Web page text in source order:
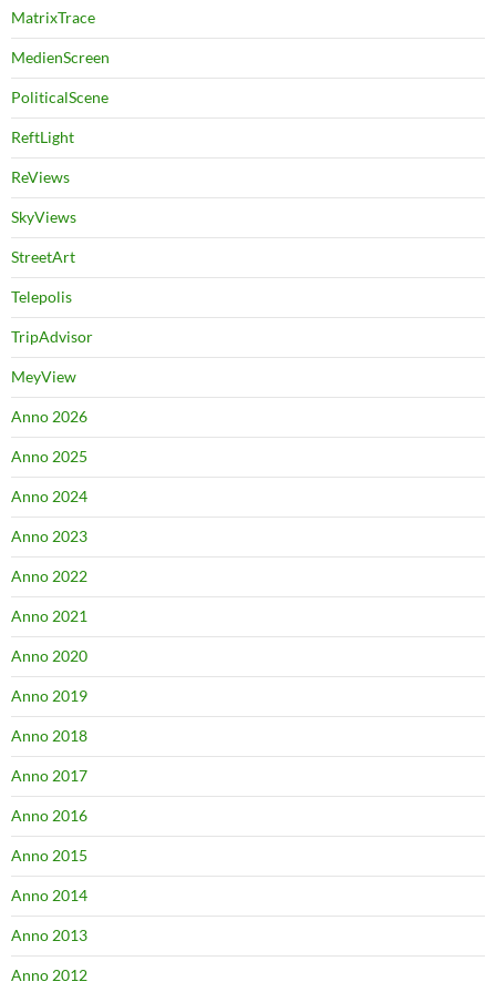
MatrixTrace
MedienScreen
PoliticalScene
ReftLight
ReViews
SkyViews
StreetArt
Telepolis
TripAdvisor
MeyView
Anno 2026
Anno 2025
Anno 2024
Anno 2023
Anno 2022
Anno 2021
Anno 2020
Anno 2019
Anno 2018
Anno 2017
Anno 2016
Anno 2015
Anno 2014
Anno 2013
Anno 2012